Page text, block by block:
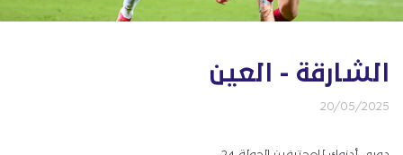
الشارقة - العين
20/05/2025